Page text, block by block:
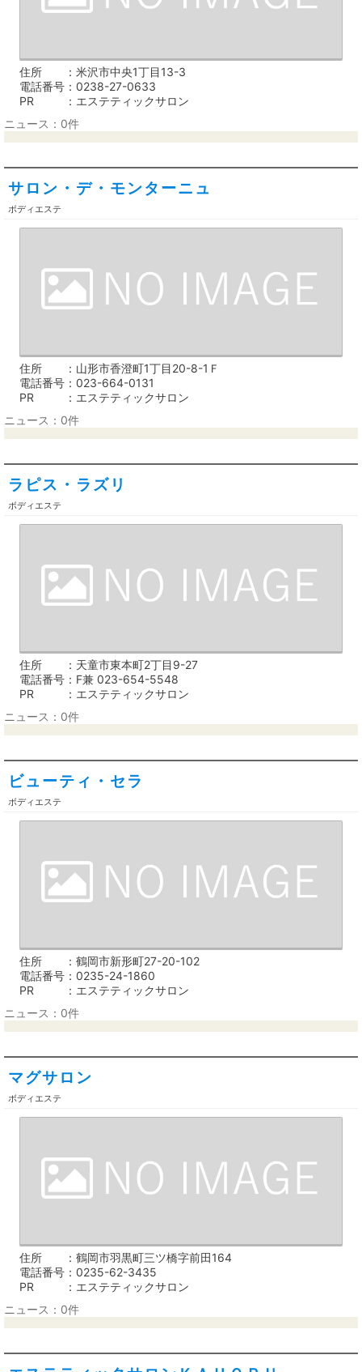
住所
米沢市中央1丁目13-3
電話番号
0238-27-0633
PR
エステティックサロン
ニュース：0件
サロン・デ・モンターニュ
ボディエステ
住所
山形市香澄町1丁目20-8-1Ｆ
電話番号
023-664-0131
PR
エステティックサロン
ニュース：0件
ラピス・ラズリ
ボディエステ
住所
天童市東本町2丁目9-27
電話番号
F兼 023-654-5548
PR
エステティックサロン
ニュース：0件
ビューティ・セラ
ボディエステ
住所
鶴岡市新形町27-20-102
電話番号
0235-24-1860
PR
エステティックサロン
ニュース：0件
マグサロン
ボディエステ
住所
鶴岡市羽黒町三ツ橋字前田164
電話番号
0235-62-3435
PR
エステティックサロン
ニュース：0件